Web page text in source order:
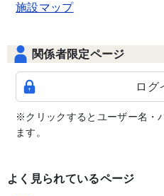
施設マップ
関係者限定ページ
ログ
※クリックするとユーザー名・
ます。
よく見られているページ